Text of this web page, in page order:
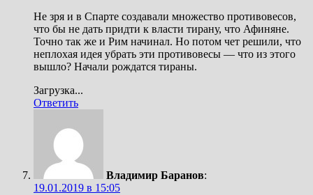
Не зря и в Спарте создавали множество противовесов,
что бы не дать придти к власти тирану, что Афиняне.
Точно так же и Рим начинал. Но потом чет решили, что
неплохая идея убрать эти противовесы — что из этого
вышло? Начали рождатся тираны.
Загрузка...
Ответить
Владимир Баранов:
19.01.2019 в 15:05